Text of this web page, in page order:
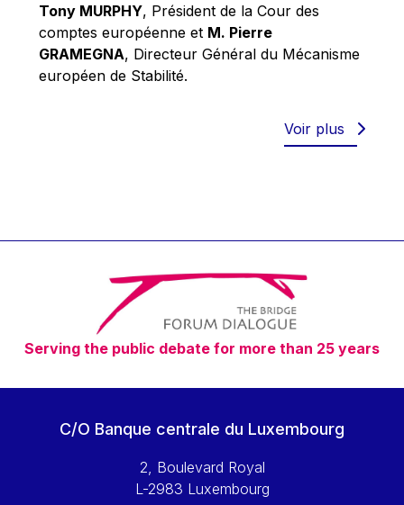
Richard Pelly
Robert Goebbels
Robert REYNDERS
Timothy Radcliffe
Vaclav Klaus
Vassilios Skouris
Vítor Manuel da Silva Caldeira
Viviane Reding
Walter Hagg
Wolfgang Ketterle
Tony MURPHY, Président de la Cour des
comptes européenne et M. Pierre
GRAMEGNA, Directeur Général du Mécanisme
européen de Stabilité.
Voir plus
Serving the public debate for more than 25 years
C/O Banque centrale du Luxembourg
2, Boulevard Royal
L-2983 Luxembourg